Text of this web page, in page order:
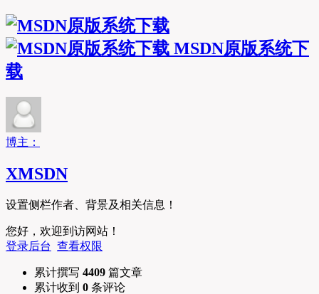
MSDN原版系统下
载
博主：
XMSDN
设置侧栏作者、背景及相关信息！
您好，欢迎到访网站！
登录后台 查看权限
累计撰写 4409 篇文章
累计收到 0 条评论